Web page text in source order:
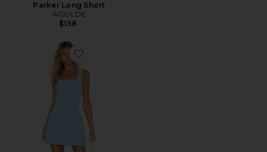
Parker Long Short
AGOLDE
$158
Favorite Ace Dress